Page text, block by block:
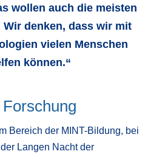
wollen auch die meisten
Wir denken, dass wir mit
vielen Menschen
können.“
Bereich der MINT-Bildung, bei
Langen Nacht der